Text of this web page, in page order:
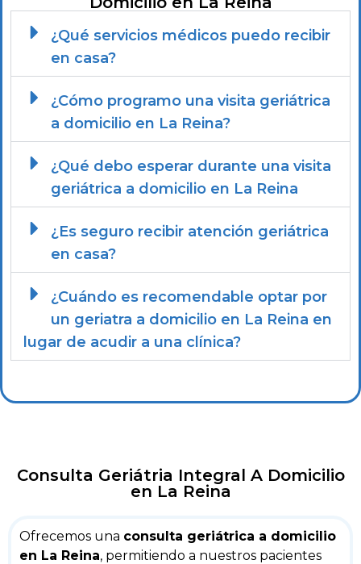
¿Qué servicios médicos puedo recibir
en casa?
¿Cómo programo una visita geriátrica
a domicilio en La Reina?
¿Qué debo esperar durante una visita
geriátrica a domicilio en La Reina
¿Es seguro recibir atención geriátrica
en casa?
¿Cuándo es recomendable optar por
un geriatra a domicilio en La Reina en
lugar de acudir a una clínica?
Consulta Geriátria Integral A Domicilio
en La Reina
Ofrecemos una consulta geriátrica a domicilio
en La Reina, permitiendo a nuestros pacientes